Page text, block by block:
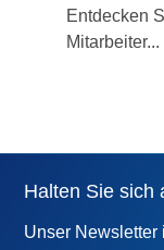
Entdecken
Mitarbeiter...
Halten Sie sich
Unser Newsletter